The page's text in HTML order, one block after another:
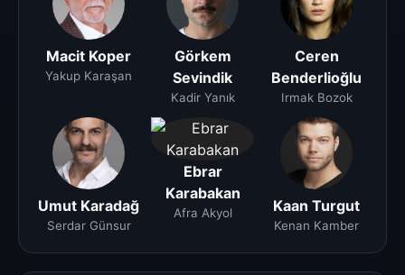
Macit Koper
Yakup Karaşan
Görkem
Sevindik
Kadir Yanık
Ceren
Benderlioğlu
Irmak Bozok
Umut Karadağ
Serdar Günsur
Ebrar
Karabakan
Afra Akyol Kaan Turgut
Kenan Kamber